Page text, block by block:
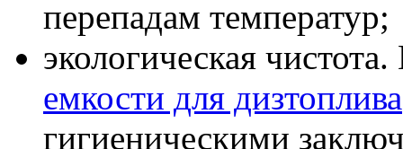
перепадам температур;
экологическая
емкости для дизтоплива
гигиеническими